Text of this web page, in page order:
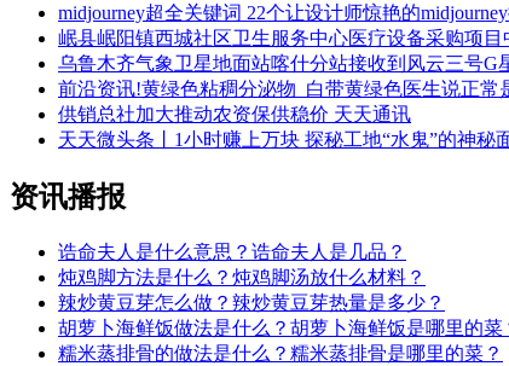
midjourney超全关键词 22个让设计师惊艳的
岷县岷阳镇西城社区卫生服务中心医疗设备采购项
乌鲁木齐气象卫星地面站喀什分站接收到风云三号G
前沿资讯!黄绿色粘稠分泌物_白带黄绿色医生说正常
供销总社加大推动农资保供稳价 天天通讯
天天微头条丨1小时赚上万块 探秘工地“水鬼”的神秘
资讯播报
诰命夫人是什么意思？诰命夫人是几品？
炖鸡脚方法是什么？炖鸡脚汤放什么材料？
辣炒黄豆芽怎么做？辣炒黄豆芽热量是多少？
胡萝卜海鲜饭做法是什么？胡萝卜海鲜饭是哪里的菜
糯米蒸排骨的做法是什么？糯米蒸排骨是哪里的菜？